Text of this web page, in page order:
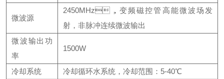
微波源
2450MHz，变频磁控管高能微波场发
射，非脉冲连续微波输出
微波输出功
率
1500W
冷却系统
冷却循环水系统，冷却范围：5-40℃